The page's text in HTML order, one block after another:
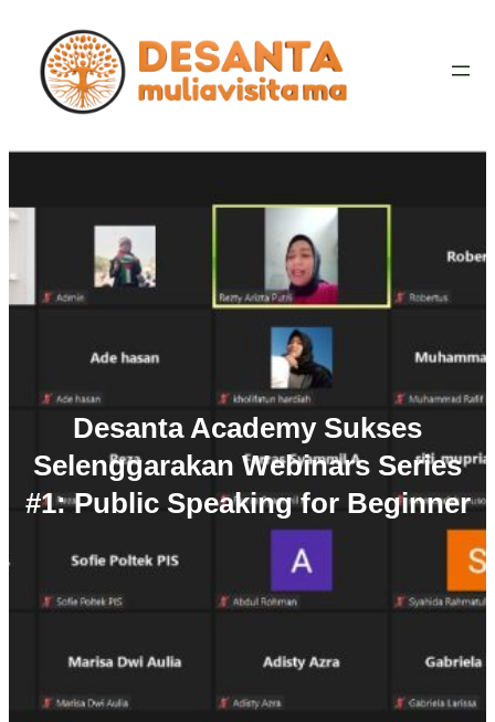
Desanta Academy Sukses
Selenggarakan Webinars Series
#1: Public Speaking for Beginner